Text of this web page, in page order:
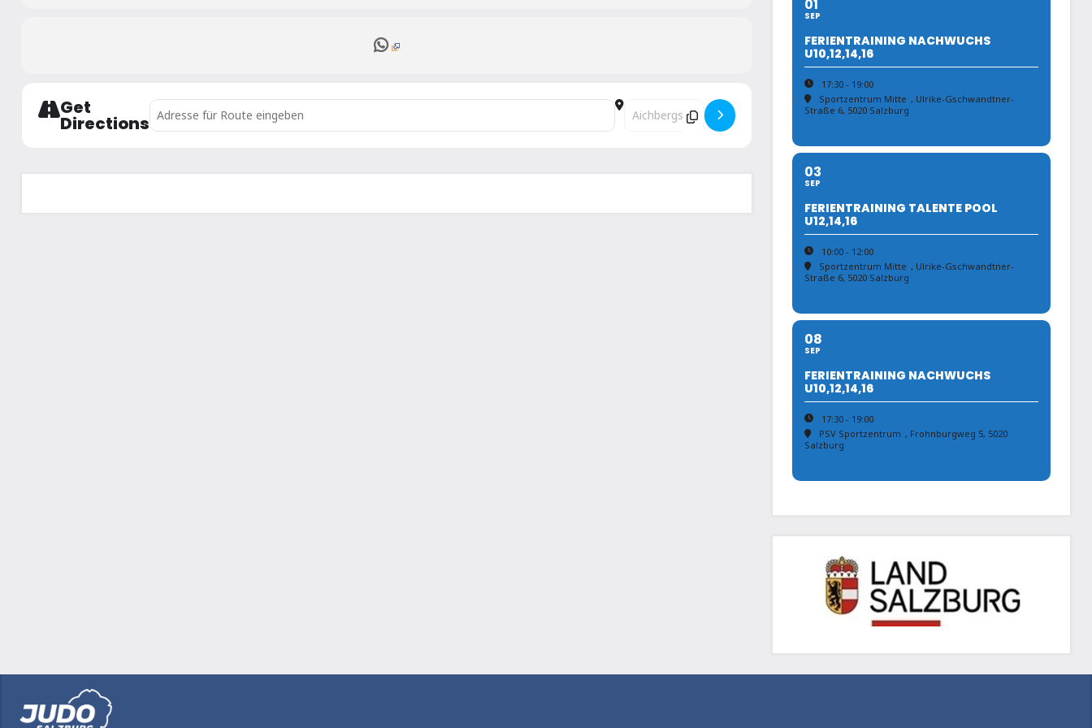
Get
Directions
Address - Salzburger Landesrandori U10-U14 [] Destination Address - Salzburger Landesrandori U10-U14 []
01
SEP
FERIENTRAINING NACHWUCHS
U10,12,14,16
17:30 - 19:00
Sportzentrum Mitte , Ulrike-Gschwandtner-
Straße 6, 5020 Salzburg
03
SEP
FERIENTRAINING TALENTE POOL
U12,14,16
10:00 - 12:00
Sportzentrum Mitte , Ulrike-Gschwandtner-
Straße 6, 5020 Salzburg
08
SEP
FERIENTRAINING NACHWUCHS
U10,12,14,16
17:30 - 19:00
PSV Sportzentrum , Frohnburgweg 5, 5020
Salzburg